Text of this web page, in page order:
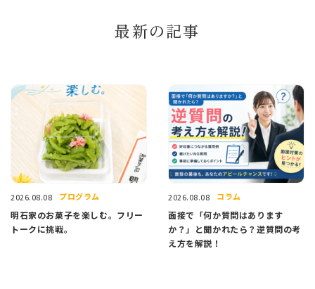
最新の記事
2026.08.08 プログラム
明石家のお菓子を楽しむ。フリー
トークに挑戦。
2026.08.08 コラム
面接で「何か質問はあります
か？」と聞かれたら？逆質問の考
え方を解説！